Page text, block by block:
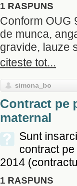
1 RASPUNS
Conform OUG
de munca,
gravide, lauze
citeste tot...
simona_bo
Contract pe
maternal
Sunt
contract
2014
1 RASPUNS